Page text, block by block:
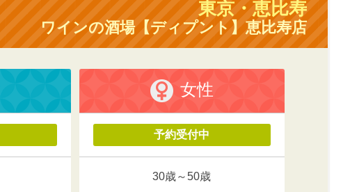
東京・恵比寿
ワインの酒場【ディプント】恵比寿店
女性
予約受付中
30歳～50歳